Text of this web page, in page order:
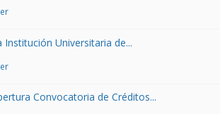
Institución Universitaria de...
Convocatoria de Créditos...